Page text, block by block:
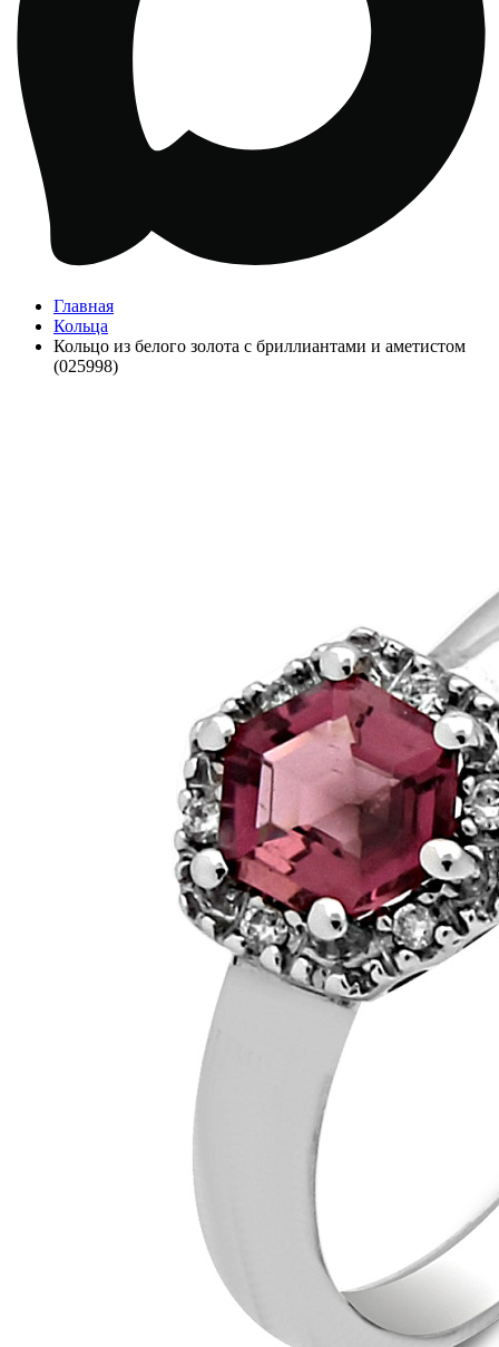
Главная
Кольца
Кольцо из белого золота с бриллиантами и аметистом
(025998)